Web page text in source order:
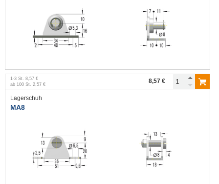
1 -3 St. 8,57 €
ab 100 St. 2,57 € 8,57 €
Lagerschuh
MA8